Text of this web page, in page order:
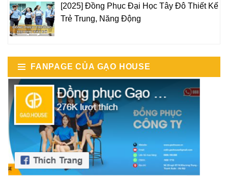
[2025] Đồng Phục Đại Học Tây Đô Thiết Kế
Trẻ Trung, Năng Động
FANPAGE CỦA GẠO HOUSE